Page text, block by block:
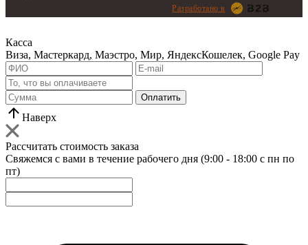
Разработано в
Касса
Виза, Мастеркард, Маэстро, Мир, ЯндексКошелек, Google Pay
Оплатить
Наверх
Рассчитать стоимость заказа
Свяжемся с вами в течение рабочего дня (9:00 - 18:00 с пн по
пт)